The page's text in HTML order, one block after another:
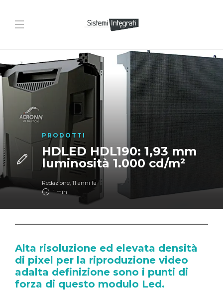
PRODOTTI
HDLED HDL190: 1,93 mm
luminosità 1.000 cd/m²
Redazione, 11 anni fa
1 min
Alta risoluzione ed elevata densità
di pixel per la riproduzione video
adalta definizione sono i punti di
forza di questo modulo Led.